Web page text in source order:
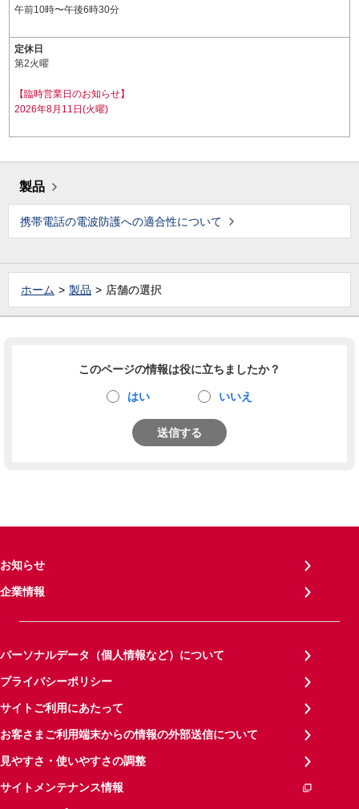
午前10時〜午後6時30分
定休日
第2火曜
【臨時営業日のお知らせ】
2026年8月11日(火曜)
製品
携帯電話の電波防護への適合性について
ホーム 製品 店舗の選択
このページの情報は役に立ちましたか？
はい いいえ
送信する
お知らせ
企業情報
パーソナルデータ（個人情報など）について
プライバシーポリシー
サイトご利用にあたって
お客さまご利用端末からの情報の外部送信について
見やすさ・使いやすさの調整
サイトメンテナンス情報